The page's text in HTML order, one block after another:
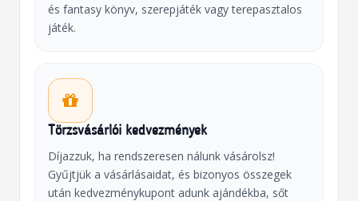
és fantasy könyv, szerepjáték vagy terepasztalos
játék.
Törzsvásárlói kedvezmények
Díjazzuk, ha rendszeresen nálunk vásárolsz!
Gyűjtjük a vásárlásaidat, és bizonyos összegek
után kedvezménykupont adunk ajándékba, sőt